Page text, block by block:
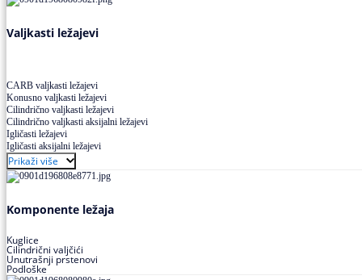
Valjkasti ležajevi
CARB valjkasti ležajevi
Konusno valjkasti ležajevi
Cilindrično valjkasti ležajevi
Cilindrično valjkasti aksijalni ležajevi
Igličasti ležajevi
Igličasti aksijalni ležajevi
Buričasti ležajevi
Buričasti zaptiveni ležajevi
Buričasti aksijalni ležajevi
Prikaži više
Komponente ležaja
Kuglice
Cilindrični valjčići
Unutrašnji prstenovi
Podloške